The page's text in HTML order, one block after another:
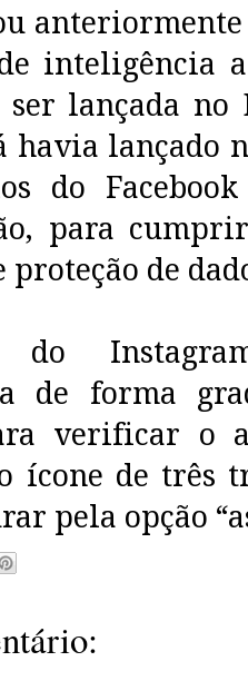
inteligência
ser lançada
havia lançado
do
para
de
do
de forma
verificar o
ícone de três
pela opção